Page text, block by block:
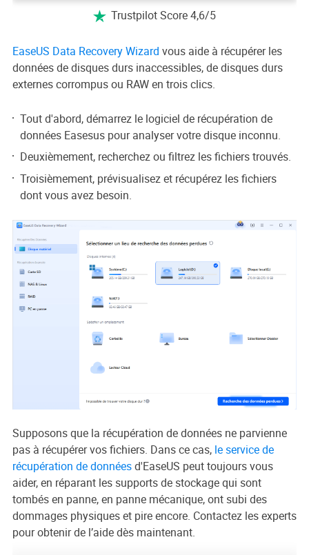
 Trustpilot Score 4,6/5
EaseUS Data Recovery Wizard vous aide à récupérer les
données de disques durs inaccessibles, de disques durs
externes corrompus ou RAW en trois clics.
Tout d'abord, démarrez le logiciel de récupération de
données Easesus pour analyser votre disque inconnu.
Deuxièmement, recherchez ou filtrez les fichiers trouvés.
Troisièmement, prévisualisez et récupérez les fichiers
dont vous avez besoin.
Supposons que la récupération de données ne parvienne
pas à récupérer vos fichiers. Dans ce cas, le service de
récupération de donnéesd'EaseUS peut toujours vous
aider, en réparant les supports de stockage qui sont
tombés en panne, en panne mécanique, ont subi des
dommages physiques et pire encore. Contactez les experts
pour obtenir de l’aide dès maintenant.